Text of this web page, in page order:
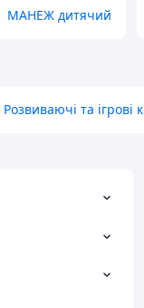
МАНЕЖ дитячий
Розвиваючі та ігрові